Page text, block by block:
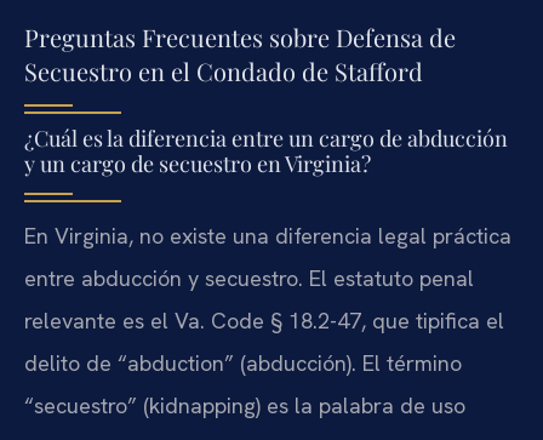
Preguntas Frecuentes sobre Defensa de
Secuestro en el Condado de Stafford
¿Cuál es la diferencia entre un cargo de abducción
y un cargo de secuestro en Virginia?
En Virginia, no existe una diferencia legal práctica
entre abducción y secuestro. El estatuto penal
relevante es el Va. Code § 18.2-47, que tipifica el
delito de “abduction” (abducción). El término
“secuestro” (kidnapping) es la palabra de uso